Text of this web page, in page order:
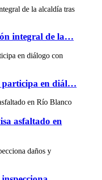
integral de la…
participa en diál…
asfaltado en